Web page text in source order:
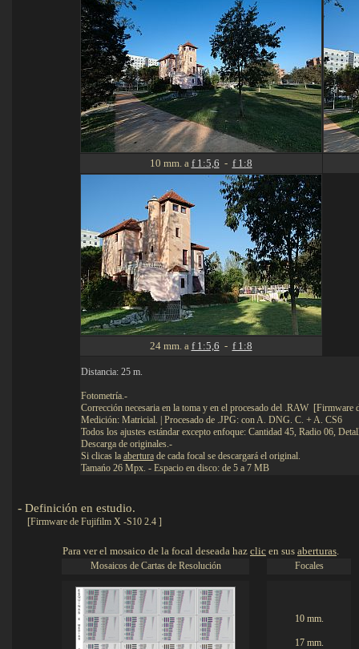
10 mm. a f 1:5,6 - f 1:8
24 mm. a f 1:5,6 - f 1:8
Distancia: 25 m.
Fotometría.-
Corrección necesaria en la toma y en el procesado del .RAW
Medición: Matricial. | Procesado de .JPG: con A. DNG. C. + A. CS6
Todos los ajustes estándar excepto enfoque: Cantidad 45, Radio 06,
Descarga de originales.-
Si clicas la aberturade cada focal se descargará el original.
Tamańo 26 Mpx. - Espacio en disco: de 5 a 7 MB
- Definición en estudio.
[Firmware de Fujifilm X -S10 2.4 ]
Para ver el mosaico de la focal deseada haz clic en sus aberturas.
Mosaicos de Cartas de Resolución Focales
10 mm.
17 mm.